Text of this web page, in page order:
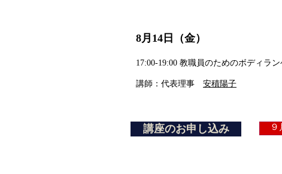
8月14 日（金）
17:00-19:00 教職員のためのボディラン
講師：代表理事 安積陽子
講座のお申し込み